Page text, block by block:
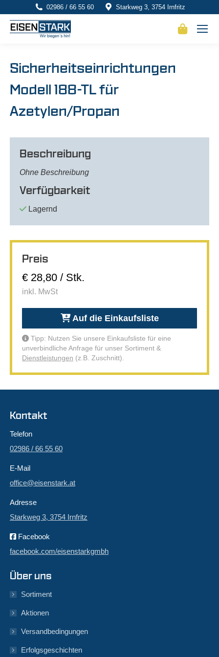
02986 / 66 55 60 Starkweg 3, 3754 Irnfritz
Sicherheitseinrichtungen
Modell 188-TL für
Azetylen/Propan
Beschreibung
Ohne Beschreibung
Verfügbarkeit
Lagernd
Preis
€ 28,80 / Stk.
inkl. MwSt
Auf die Einkaufsliste
Tipp: Nutzen Sie unsere Einkaufsliste für eine
unverbindliche Anfrage für unser Sortiment &
Dienstleistungen (z.B. Zuschnitt).
Kontakt
Telefon
02986 / 66 55 60
E-Mail
office@eisenstark.at
Adresse
Starkweg 3, 3754 Irnfritz
Facebook
facebook.com/eisenstarkgmbh
Über uns
Sortiment
Aktionen
Versandbedingungen
Erfolgsgeschichten